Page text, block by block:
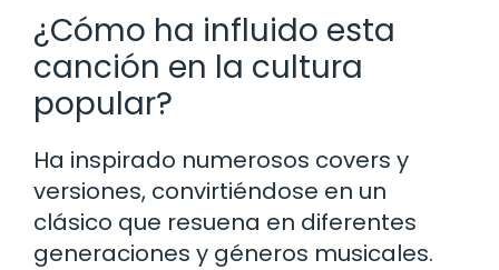
¿Cómo ha influido esta
canción en la cultura
popular?
Ha inspirado numerosos covers y
versiones, convirtiéndose en un
clásico que resuena en diferentes
generaciones y géneros musicales.